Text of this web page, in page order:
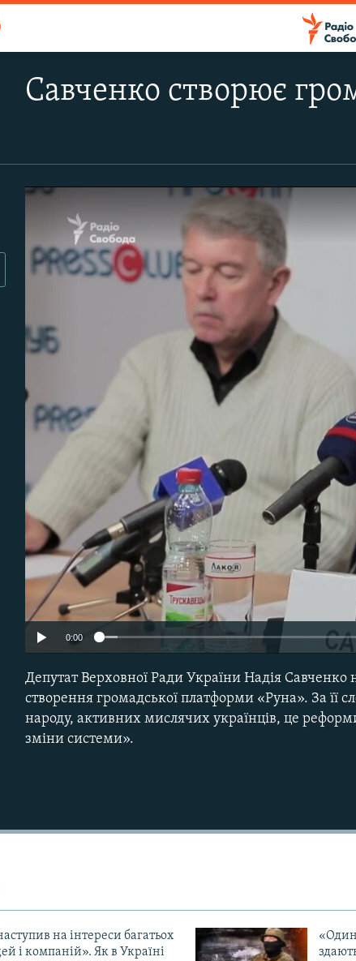
Савченко створює
No
0:00
Депутат Верховної Ради України Надія Савченко
створення громадської платформи «Руна». За її
народу, активних мислячих українців, це
зміни системи».
на інтереси багатьох
і компаній». Як в Україні
«Один